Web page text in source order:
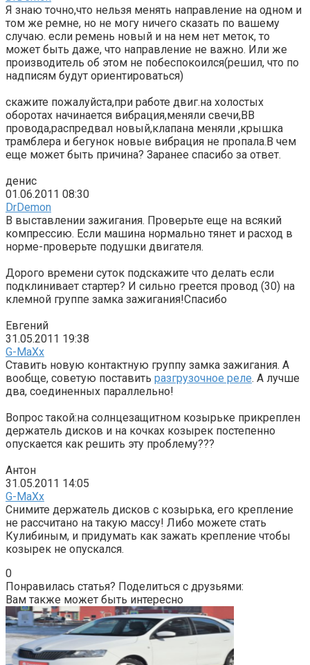
Я знаю точно,что нельзя менять направление на одном и
том же ремне, но не могу ничего сказать по вашему
случаю. если ремень новый и на нем нет меток, то
может быть даже, что направление не важно. Или же
производитель об этом не побеспокоился(решил, что по
надписям будут ориентироваться)
скажите пожалуйста,при работе двиг.на холостых
оборотах начинается вибрация,меняли свечи,ВВ
провода,распредвал новый,клапана меняли ,крышка
трамблера и бегунок новые вибрация не пропала.В чем
еще может быть причина? Заранее спасибо за ответ.
денис
01.06.2011 08:30
DrDemon
В выставлении зажигания. Проверьте еще на всякий
компрессию. Если машина нормально тянет и расход в
норме-проверьте подушки двигателя.
Дорого времени суток подскажите что делать если
подклинивает стартер? И сильно греется провод (30) на
клемной группе замка зажигания!Спасибо
Евгений
31.05.2011 19:38
G-MaXx
Ставить новую контактную группу замка зажигания. А
вообще, советую поставить разгрузочное реле. А лучше
два, соединенных параллельно!
Вопрос такой:на солнцезащитном козырьке прикреплен
держатель дисков и на кочках козырек постепенно
опускается как решить эту проблему???
Антон
31.05.2011 14:05
G-MaXx
Снимите держатель дисков с козырька, его крепление
не рассчитано на такую массу! Либо можете стать
Кулибиным, и придумать как зажать крепление чтобы
козырек не опускался.
0
Понравилась статья? Поделиться с друзьями:
Вам также может быть интересно